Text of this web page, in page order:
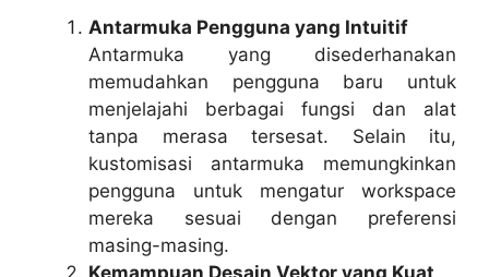
Antarmuka Pengguna yang Intuitif
Antarmuka yang disederhanakan
memudahkan pengguna baru untuk
menjelajahi berbagai fungsi dan alat
tanpa merasa tersesat. Selain itu,
kustomisasi antarmuka memungkinkan
pengguna untuk mengatur workspace
mereka sesuai dengan preferensi
masing-masing.
Kemampuan Desain Vektor yang Kuat